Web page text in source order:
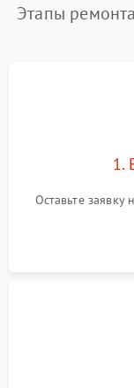
Этапы
1.
Оставьте